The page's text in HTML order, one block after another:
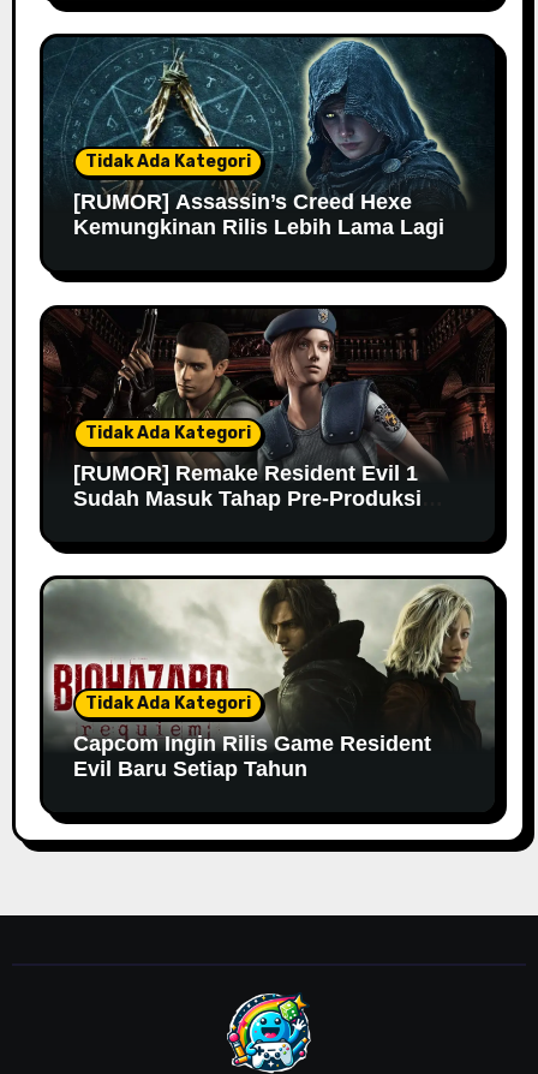
Tidak Ada Kategori
[RUMOR] Assassin’s Creed Hexe
Kemungkinan Rilis Lebih Lama Lagi
Tidak Ada Kategori
[RUMOR] Remake Resident Evil 1
Sudah Masuk Tahap Pre-Produksi
Tidak Ada Kategori
Capcom Ingin Rilis Game Resident
Evil Baru Setiap Tahun